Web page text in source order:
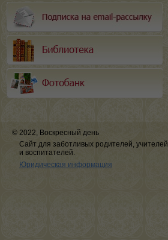
© 2022, Воскресный день
Сайт для заботливых родителей, учителей
и воспитателей.
Юридическая информация